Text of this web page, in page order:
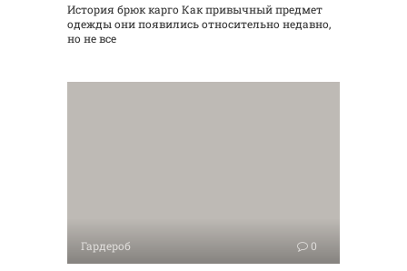
История брюк карго Как привычный предмет
одежды они появились относительно недавно,
но не все
Гардероб 0